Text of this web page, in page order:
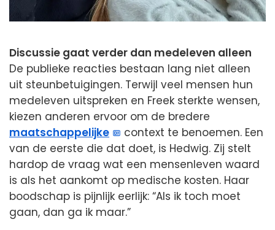
Discussie gaat verder dan medeleven alleen
De publieke reacties bestaan lang niet alleen
uit steunbetuigingen. Terwijl veel mensen hun
medeleven uitspreken en Freek sterkte wensen,
kiezen anderen ervoor om de bredere
maatschappelijke
context te benoemen. Een
van de eerste die dat doet, is Hedwig. Zij stelt
hardop de vraag wat een mensenleven waard
is als het aankomt op medische kosten. Haar
boodschap is pijnlijk eerlijk: “Als ik toch moet
gaan, dan ga ik maar.”